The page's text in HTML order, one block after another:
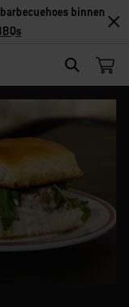
SEARCH
binnen